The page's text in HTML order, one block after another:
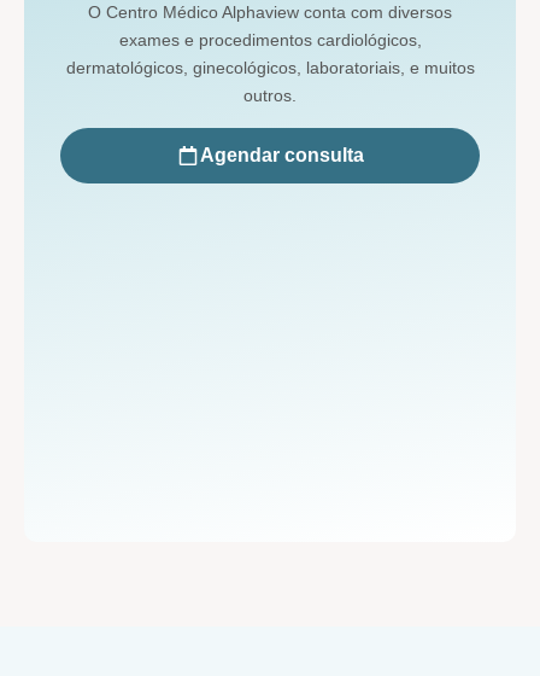
O Centro Médico Alphaview conta com diversos
exames e procedimentos cardiológicos,
dermatológicos, ginecológicos, laboratoriais, e muitos
outros.
Agendar consulta